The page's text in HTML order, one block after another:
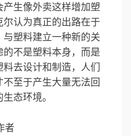
生像外卖这样增加塑
认为真正的出路在于
塑料建立一种新的关
不是塑料本身，而是
去设计和制造，人们
至于产生大量无法回
态环境。
者